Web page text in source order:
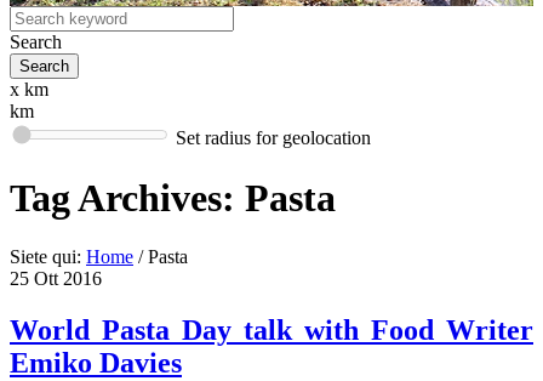
Search
x km
km
Set radius for geolocation
Tag Archives: Pasta
Siete qui: Home / Pasta
25 Ott 2016
World Pasta Day talk with Food Writer
Emiko Davies